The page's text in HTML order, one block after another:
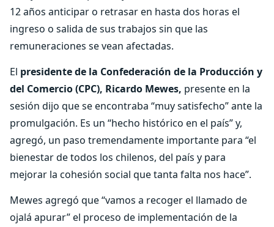
12 años anticipar o retrasar en hasta dos horas el
ingreso o salida de sus trabajos sin que las
remuneraciones se vean afectadas.
El presidente de la Confederación de la Producción y
del Comercio (CPC), Ricardo Mewes, presente en la
sesión dijo que se encontraba “muy satisfecho” ante la
promulgación. Es un “hecho histórico en el país” y,
agregó, un paso tremendamente importante para “el
bienestar de todos los chilenos, del país y para
mejorar la cohesión social que tanta falta nos hace”.
Mewes agregó que “vamos a recoger el llamado de
ojalá apurar” el proceso de implementación de la